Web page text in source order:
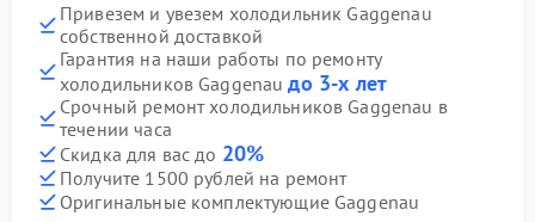
Привезем и увезем холодильник Gaggenau
собственной доставкой
Гарантия на наши работы по ремонту
холодильников Gaggenauдо 3-х лет
Срочный ремонт холодильников Gaggenau в
течении часа
Скидка для вас до 20%
Получите 1500 рублей на ремонт
Оригинальные комплектующие Gaggenau